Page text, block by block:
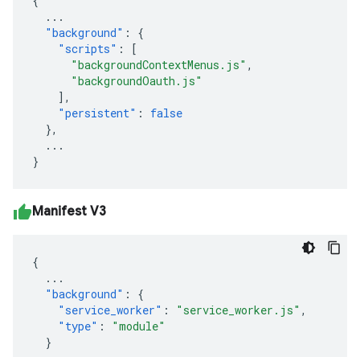
...
"background" :
{
"scripts" :
[
"backgroundContextMenus.js" ,
"backgroundOauth.js"
],
"persistent" :
false
},
...
}
Manifest V3
{
...
"background" :
{
"service_worker" : "service_worker.js" ,
"type" :
"module"
}